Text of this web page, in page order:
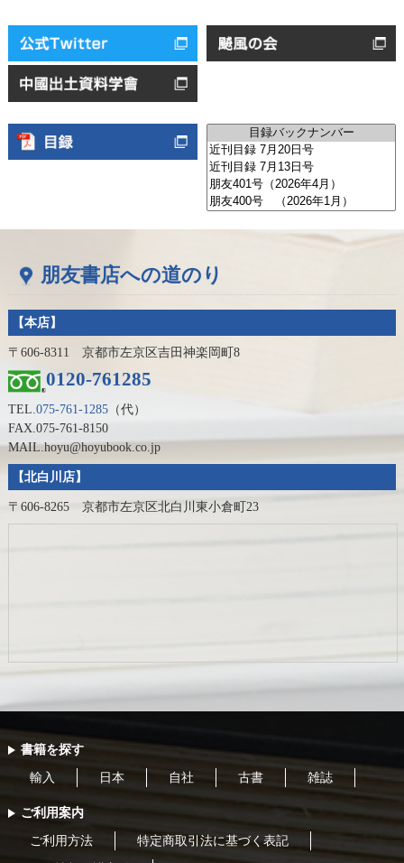
朋友書店への道のり
【本店】
〒606-8311 京都市左京区吉田神楽岡町8
0120-761285
TEL.075-761-1285（代）
FAX.075-761-8150
MAIL.hoyu@hoyubook.co.jp
【北白川店】
〒606-8265 京都市左京区北白川東小倉町23
書籍を探す
輸入 日本 自社 古書 雑誌
ご利用案内
ご利用方法 特定商取引法に基づく表記